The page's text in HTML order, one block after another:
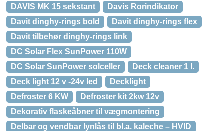
DAVIS MK 15 sekstant
Davis Rorindikator
Davit dinghy-rings bold
Davit dinghy-rings flex
Davit tilbehør dinghy-rings link
DC Solar Flex SunPower 110W
DC Solar SunPower solceller
Deck cleaner 1 l.
Deck light 12 v -24v led
Decklight
Defroster 6 KW
Defroster kit 2kw 12v
Dekorativ flaskeåbner til vægmontering
Delbar og vendbar lynlås til bl.a. kaleche – HVID